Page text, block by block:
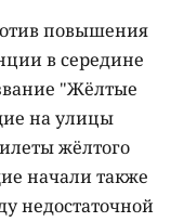
повышения
в середине
"Жёлтые
на улицы
жёлтого
начали также
недостаточной